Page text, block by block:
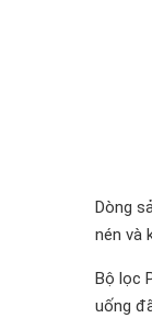
Dòng
nén và
Bộ lọc
uống